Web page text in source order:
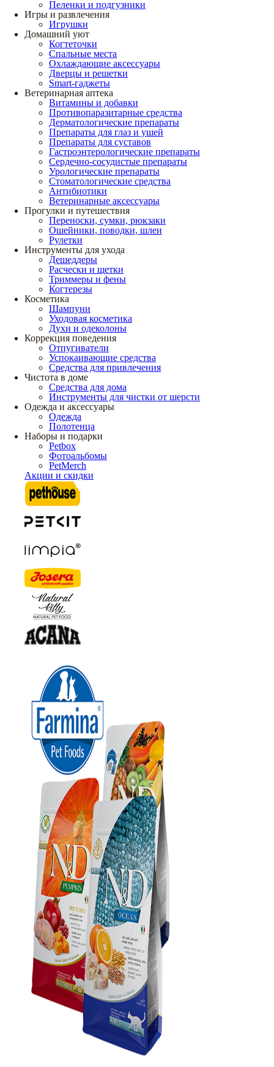
Пеленки и подгузники
Игры и развлечения
Игрушки
Домашний уют
Когтеточки
Спальные места
Охлаждающие аксессуары
Дверцы и решетки
Smart-гаджеты
Ветеринарная аптека
Витамины и добавки
Противопаразитарные средства
Дерматологические препараты
Препараты для глаз и ушей
Препараты для суставов
Гастроэнтерологические препараты
Сердечно-сосудистые препараты
Урологические препараты
Стоматологические средства
Антибиотики
Ветеринарные аксессуары
Прогулки и путешествия
Переноски, сумки, рюкзаки
Ошейники, поводки, шлеи
Рулетки
Инструменты для ухода
Дешеддеры
Расчески и щетки
Триммеры и фены
Когтерезы
Косметика
Шампуни
Уходовая косметика
Духи и одеколоны
Коррекция поведения
Отпугиватели
Успокаивающие средства
Средства для привлечения
Чистота в доме
Средства для дома
Инструменты для чистки от шерсти
Одежда и аксессуары
Одежда
Полотенца
Наборы и подарки
Petbox
Фотоальбомы
PetMerch
Акции и скидки